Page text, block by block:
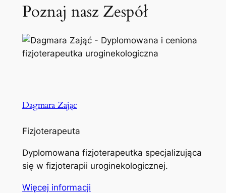
Poznaj nasz Zespół
Dagmara Zając
Fizjoterapeuta
Dyplomowana fizjoterapeutka specjalizująca
się w fizjoterapii uroginekologicznej.
Więcej informacji